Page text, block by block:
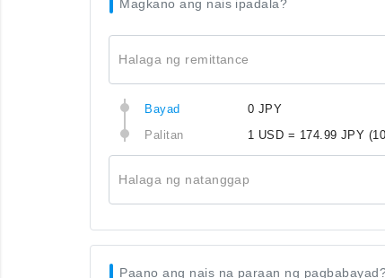
Magkano ang nais ipadala?
Halaga ng remittance
Bayad
0 JPY
Palitan
1 USD = 174.99 JPY
Halaga ng natanggap
Paano ang nais na paraan ng